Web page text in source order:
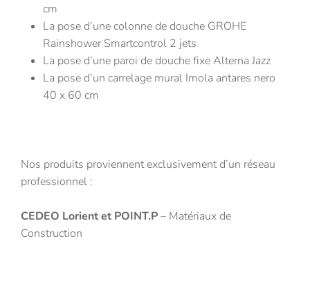
cm
La pose d’une colonne de douche GROHE
Rainshower Smartcontrol 2 jets
La pose d’une paroi de douche fixe Alterna Jazz
La pose d’un carrelage mural Imola antares nero
40 x 60 cm
Nos produits proviennent exclusivement d’un réseau
professionnel :
CEDEO Lorient et POINT.P– Matériaux de
Construction